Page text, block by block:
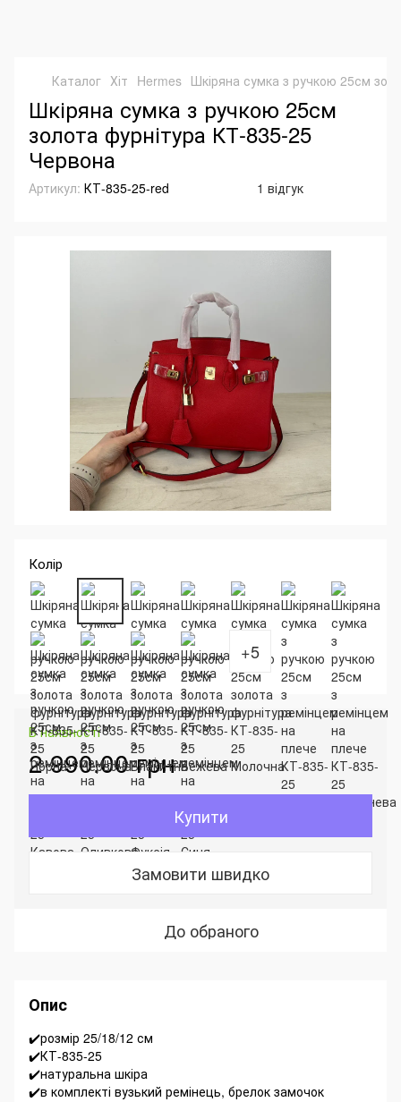
Каталог Хіт Hermes Шкіряна сумка з ручкою 25см
Шкіряна сумка з ручкою 25см
золота фурнітура КТ-835-25
Червона
Артикул: КТ-835-25-red 1 відгук
Колір
+5
В наявності
2 990.00 грн
Купити
Замовити швидко
До обраного
Опис
✔️розмір 25/18/12 см
✔️КТ-835-25
✔️натуральна шкіра
✔️в комплекті вузький ремінець, брелок замочок